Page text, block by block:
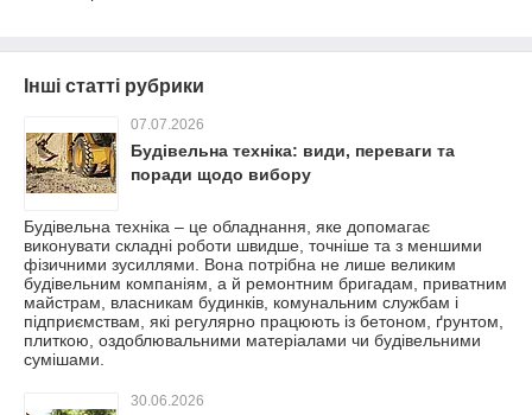
Інші статті рубрики
07.07.2026
Будівельна техніка: види, переваги та
поради щодо вибору
Будівельна техніка – це обладнання, яке допомагає
виконувати складні роботи швидше, точніше та з меншими
фізичними зусиллями. Вона потрібна не лише великим
будівельним компаніям, а й ремонтним бригадам, приватним
майстрам, власникам будинків, комунальним службам і
підприємствам, які регулярно працюють із бетоном, ґрунтом,
плиткою, оздоблювальними матеріалами чи будівельними
сумішами.
30.06.2026